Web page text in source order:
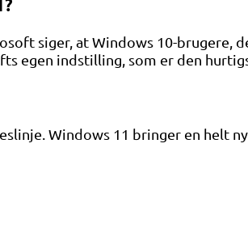
siger, at Windows 10-brugere,
egen indstilling, som er den
Windows 11 bringer en helt